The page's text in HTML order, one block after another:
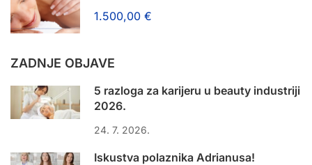
1.500,00 €
ZADNJE OBJAVE
5 razloga za karijeru u beauty industriji
2026.
24. 7. 2026.
Iskustva polaznika Adrianusa!